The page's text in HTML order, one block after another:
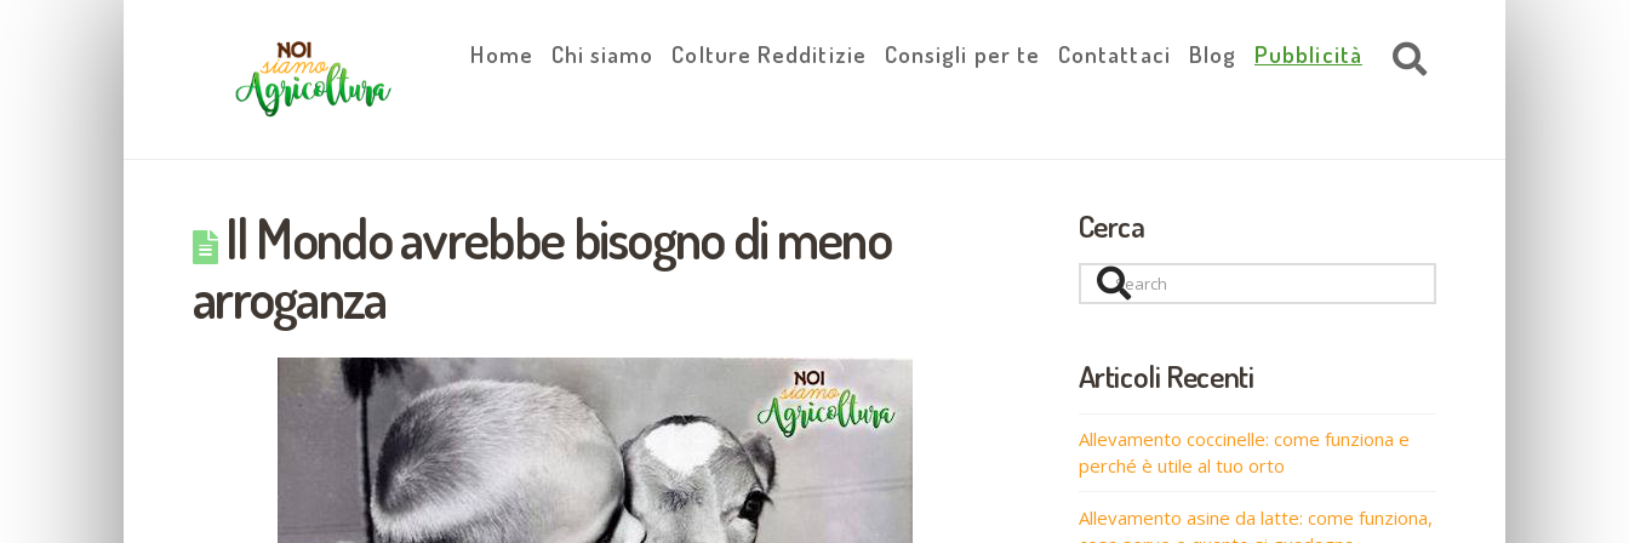
Home Chi siamo Colture Redditizie Consigli per te Contattaci Blog Pubblicità
Il Mondo avrebbe bisogno di meno
arroganza
Cerca
Search
Articoli Recenti
Allevamento coccinelle: come funziona e
perché è utile al tuo orto
Allevamento asine da latte: come funziona,